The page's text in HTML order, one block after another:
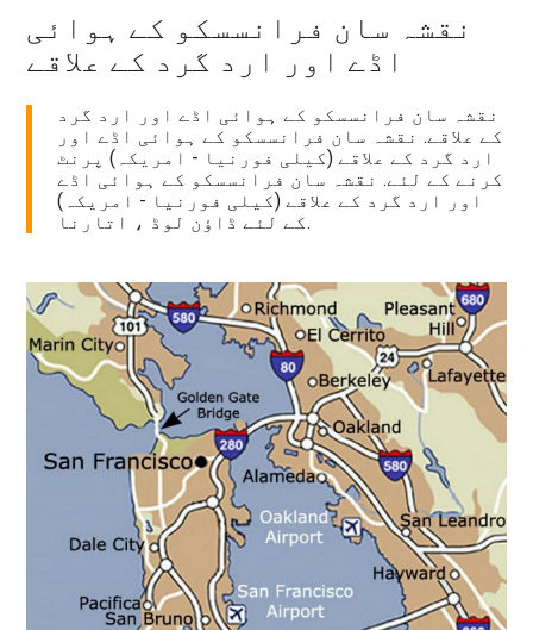
نقشہ سان فرانسسکو کے ہوائی
اڈے اور ارد گرد کے علاقے
نقشہ سان فرانسسکو کے ہوائی اڈے اور ارد گرد
کے علاقے. نقشہ سان فرانسسکو کے ہوائی اڈے اور
ارد گرد کے علاقے (کیلی فورنیا - امریکہ) پرنٹ
کرنے کے لئے. نقشہ سان فرانسسکو کے ہوائی اڈے
اور ارد گرد کے علاقے (کیلی فورنیا - امریکہ)
کے لئے ڈاؤن لوڈ ، اتارنا.